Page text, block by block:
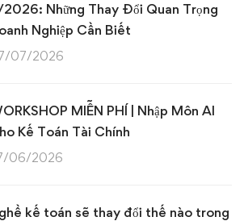
Những Thay Đổi Quan Trọng
Nghiệp Cần Biết
07/2026
MIỄN PHÍ | Nhập Môn AI
Kế Toán Tài Chính
06/2026
kế toán sẽ thay đổi thế nào trong